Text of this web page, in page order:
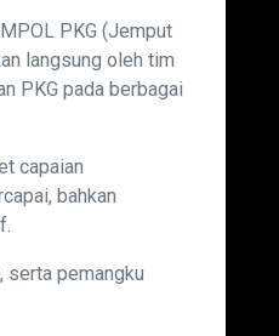
PKG (Jemput
langsung oleh tim
PKG pada berbagai
capaian
bahkan
serta pemangku